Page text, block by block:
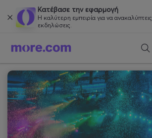
Κατέβασε την εφαρμογή
Η καλύτερη εμπειρία για να ανακαλύπτεις
εκδηλώσεις.